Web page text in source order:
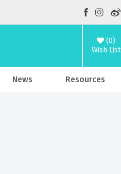
(0)
Wish List
News Resources